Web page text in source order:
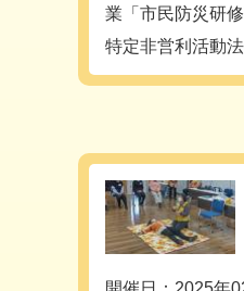
業「市民防災研
特定非営利活動